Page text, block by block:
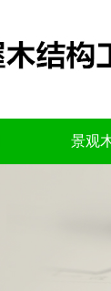
景观